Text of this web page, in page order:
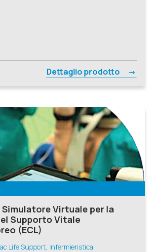
Dettaglio prodotto
Simulatore Virtuale per la
Supporto Vitale
(ECL)
Life Support, Infermieristica